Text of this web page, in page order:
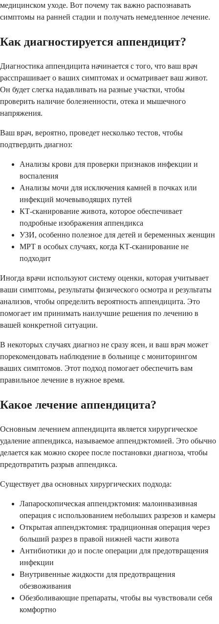
медицинском уходе. Вот почему так важно распознавать
симптомы на ранней стадии и получать немедленное лечение.
Как диагностируется аппендицит?
Диагностика аппендицита начинается с того, что ваш врач
расспрашивает о ваших симптомах и осматривает ваш живот.
Он будет слегка надавливать на разные участки, чтобы
проверить наличие болезненности, отека и мышечного
напряжения.
Ваш врач, вероятно, проведет несколько тестов, чтобы
подтвердить диагноз:
Анализы крови для проверки признаков инфекции и
воспаления
Анализы мочи для исключения камней в почках или
инфекций мочевыводящих путей
КТ-сканирование живота, которое обеспечивает
подробные изображения аппендикса
УЗИ, особенно полезное для детей и беременных женщин
МРТ в особых случаях, когда КТ-сканирование не
подходит
Иногда врачи используют систему оценки, которая учитывает
ваши симптомы, результаты физического осмотра и результаты
анализов, чтобы определить вероятность аппендицита. Это
помогает им принимать наилучшие решения по лечению в
вашей конкретной ситуации.
В некоторых случаях диагноз не сразу ясен, и ваш врач может
порекомендовать наблюдение в больнице с мониторингом
ваших симптомов. Этот подход помогает обеспечить вам
правильное лечение в нужное время.
Какое лечение аппендицита?
Основным лечением аппендицита является хирургическое
удаление аппендикса, называемое аппендэктомией. Это обычно
делается как можно скорее после постановки диагноза, чтобы
предотвратить разрыв аппендикса.
Существует два основных хирургических подхода:
Лапароскопическая аппендэктомия: малоинвазивная
операция с использованием небольших разрезов и камеры
Открытая аппендэктомия: традиционная операция через
больший разрез в правой нижней части живота
Антибиотики до и после операции для предотвращения
инфекции
Внутривенные жидкости для предотвращения
обезвоживания
Обезболивающие препараты, чтобы вы чувствовали себя
комфортно